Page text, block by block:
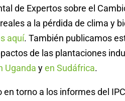
de Expertos sobre el
a la pérdida de clima y
aquí. También publicamos
de las plantaciones
Uganda yen Sudáfrica.
torno a los informes del